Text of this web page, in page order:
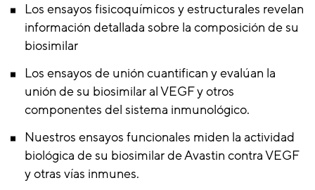
Los ensayos fisicoquímicos y estructurales revelan
información detallada sobre la composición de su
biosimilar
Los ensayos de unión cuantifican y evalúan la
unión de su biosimilar al VEGF y otros
componentes del sistema inmunológico.
Nuestros ensayos funcionales miden la actividad
biológica de su biosimilar de Avastin contra VEGF
y otras vías inmunes.